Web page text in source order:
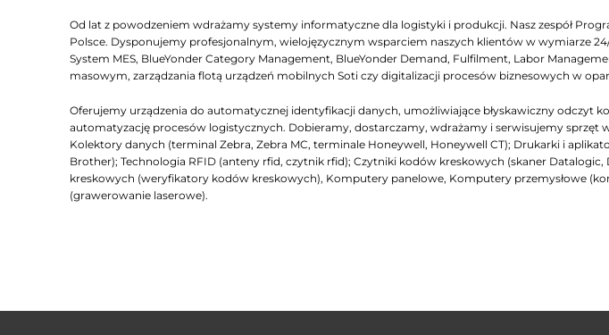
Od lat z powodzeniem wdrażamy systemy informatyczne dla logistyki i produkcji. Nasz zespół
Polsce. Dysponujemy profesjonalnym, wielojęzycznym wsparciem naszych klientów w wymiarze
System MES, BlueYonder Category Management, BlueYonder Demand, Fulfilment, Labor
masowym, zarządzania flotą urządzeń mobilnych Soti czy digitalizacji procesów biznesowych w
Oferujemy urządzenia do automatycznej identyfikacji danych, umożliwiające błyskawiczny
automatyzację procesów logistycznych. Dobieramy, dostarczamy, wdrażamy i serwisujemy
Kolektory danych (terminal Zebra, Zebra MC, terminale Honeywell, Honeywell CT); Drukarki i
Brother); Technologia RFID (anteny rfid, czytnik rfid); Czytniki kodów kreskowych (skaner
kreskowych (weryfikatory kodów kreskowych), Komputery panelowe, Komputery przemysłowe
(grawerowanie laserowe).